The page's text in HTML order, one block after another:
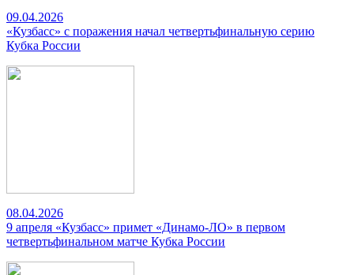
09.04.2026
«Кузбасс» с поражения начал четвертьфинальную серию
Кубка России
08.04.2026
9 апреля «Кузбасс» примет «Динамо-ЛО» в первом
четвертьфинальном матче Кубка России